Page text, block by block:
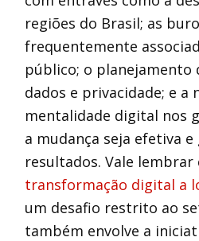
regiões do Brasil; as
frequentemente
público; o planejamento
dados e privacidade; e a
mentalidade digital nos
a mudança seja efetiva e
resultados. Vale lembrar
transformação digital a
um desafio restrito ao
também envolve a